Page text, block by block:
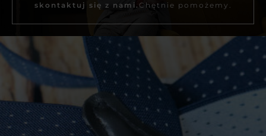
skontaktuj się z nami. Chętnie pomożemy.